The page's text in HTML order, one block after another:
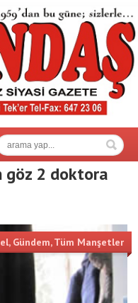
göz 2 doktora
, Gündem,Tüm Manşetler